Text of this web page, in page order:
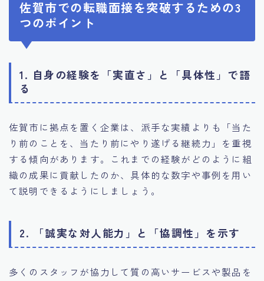
佐賀市での転職面接を突破するための3
つのポイント
1. 自身の経験を「実直さ」と「具体性」で語
る
佐賀市に拠点を置く企業は、派手な実績よりも「当た
り前のことを、当たり前にやり遂げる継続力」を重視
する傾向があります。これまでの経験がどのように組
織の成果に貢献したのか、具体的な数字や事例を用い
て説明できるようにしましょう。
2. 「誠実な対人能力」と「協調性」を示す
多くのスタッフが協力して質の高いサービスや製品を